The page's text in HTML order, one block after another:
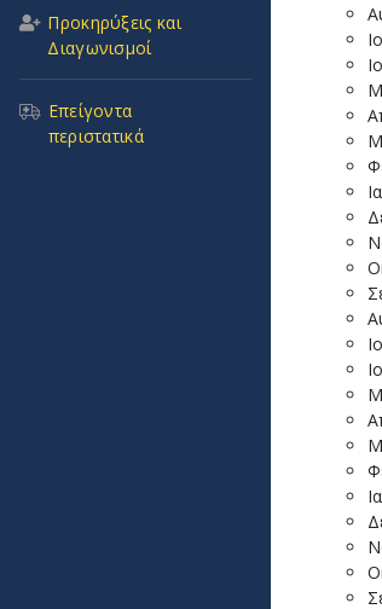
Προκηρύξεις και
Διαγωνισμοί
Επείγοντα
περιστατικά